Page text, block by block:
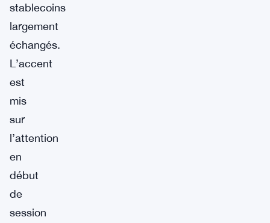
stablecoins
largement
échangés.
L’accent
est
mis
sur
l’attention
en
début
de
session